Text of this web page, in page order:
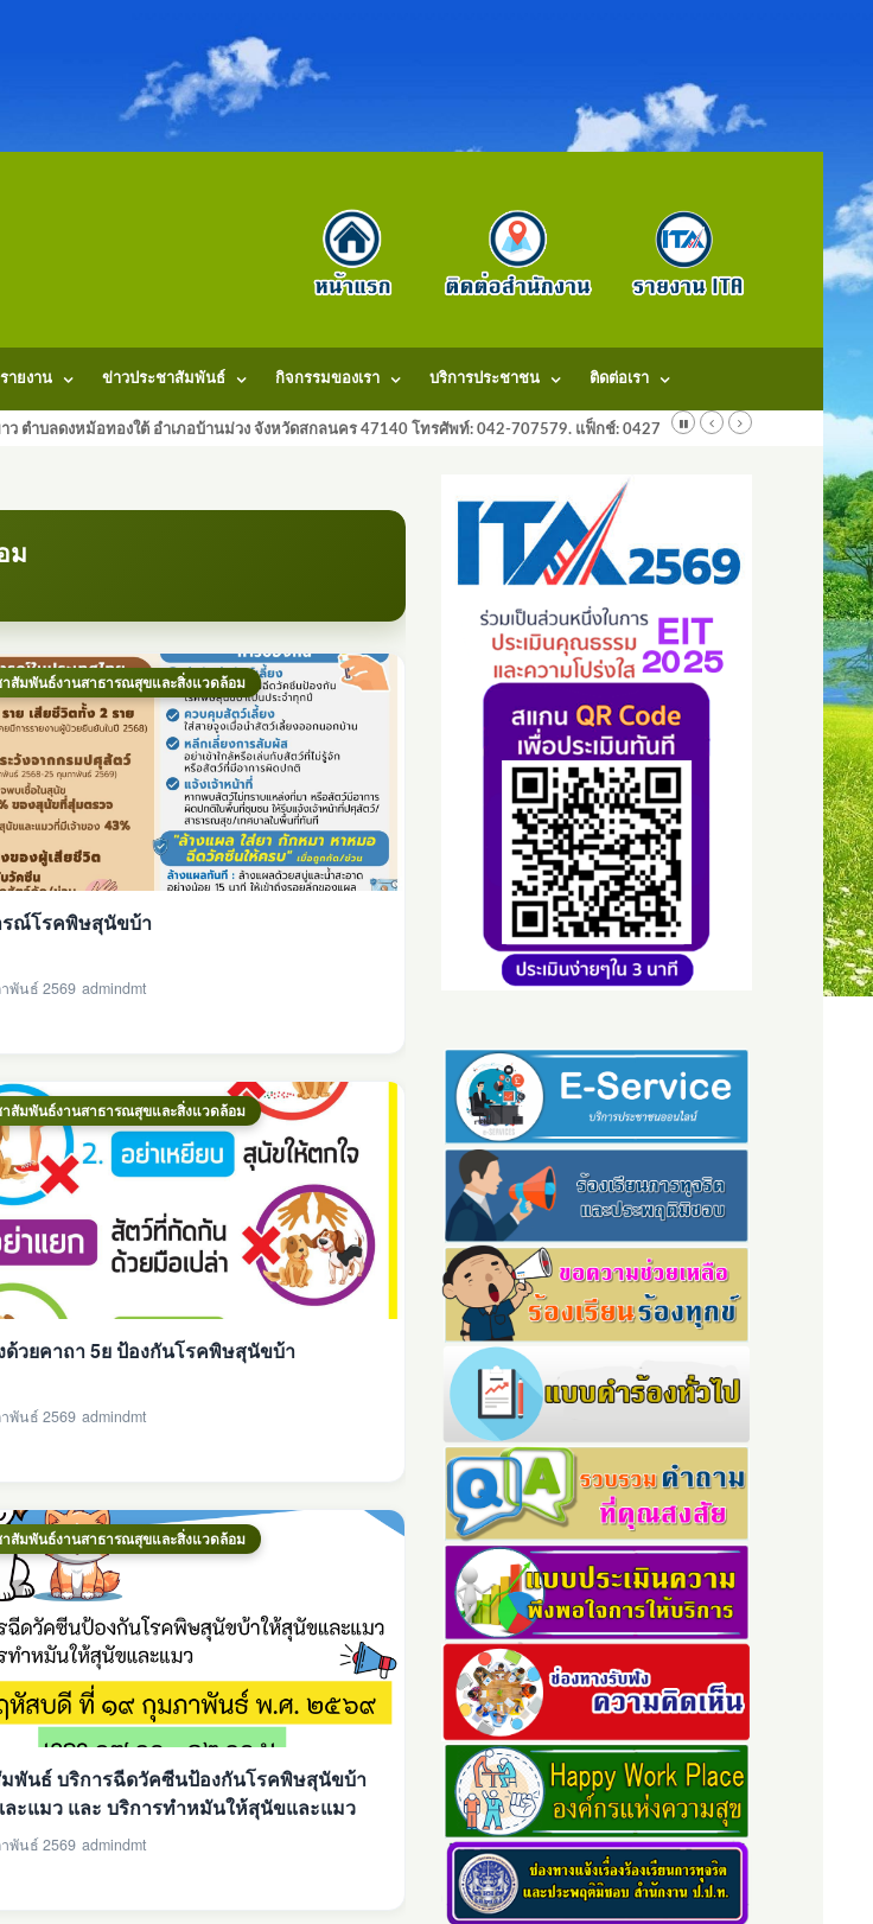
รายงาน ข่าวประชาสัมพันธ์ กิจกรรมของเรา บริการประชาชน ติดต่อเรา
ตำบลดงหม้อทองใต้ อำเภอบ้านม่วง จังหวัดสกลนคร 47140 โทรศัพท์: 042-707579. แฟ็กช์: 042707579 E-Mail:
ม
สัมพันธ์งานสาธารณสุขและสิ่งแวดล้อม
รณ์โรคพิษสุนัขบ้า
พันธ์ 2569 admindmt
สัมพันธ์งานสาธารณสุขและสิ่งแวดล้อม
ด้วยคาถา 5ย ป้องกันโรคพิษสุนัขบ้า
พันธ์ 2569 admindmt
สัมพันธ์งานสาธารณสุขและสิ่งแวดล้อม
พันธ์ บริการฉีดวัคซีนป้องกันโรคพิษสุนัขบ้า
ะแมว และ บริการทำหมันให้สุนัขและแมว
พันธ์ 2569 admindmt